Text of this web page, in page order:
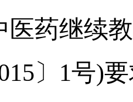
医药继续
〕1号)